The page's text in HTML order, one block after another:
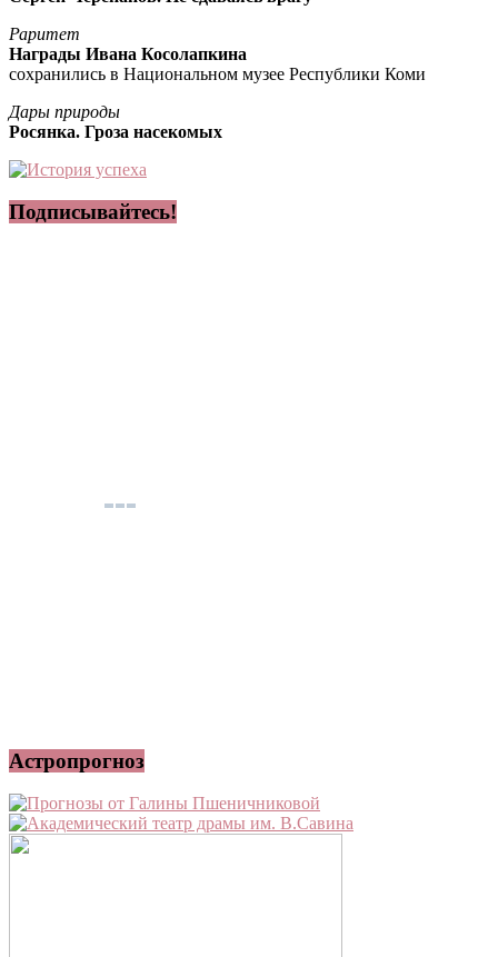
Раритет
Награды Ивана Косолапкина
сохранились в Национальном музее Республики Коми
Дары природы
Росянка. Гроза насекомых
Подписывайтесь!
Астропрогноз